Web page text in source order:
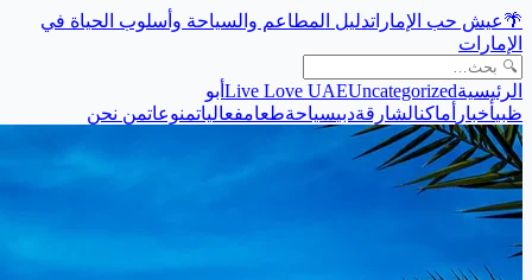
🌴عيش حب الإماراتدليل المطاعم والسياحة وأسلوب الحياة في
الإمارات
الرئيسية Live Love UAEUncategorized
أبو
ظبيأخبار أماكنالشارقةدبيسياحةطعامفعالياتمنوعاتمن نحن